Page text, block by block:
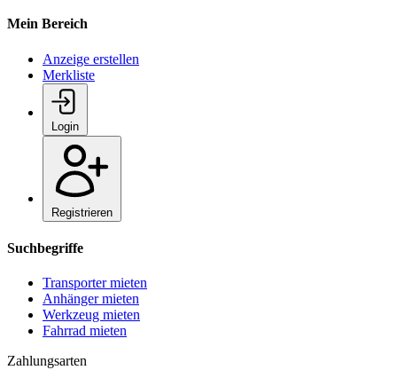
Mein Bereich
Anzeige erstellen
Merkliste
Login
Registrieren
Suchbegriffe
Transporter mieten
Anhänger mieten
Werkzeug mieten
Fahrrad mieten
Zahlungsarten